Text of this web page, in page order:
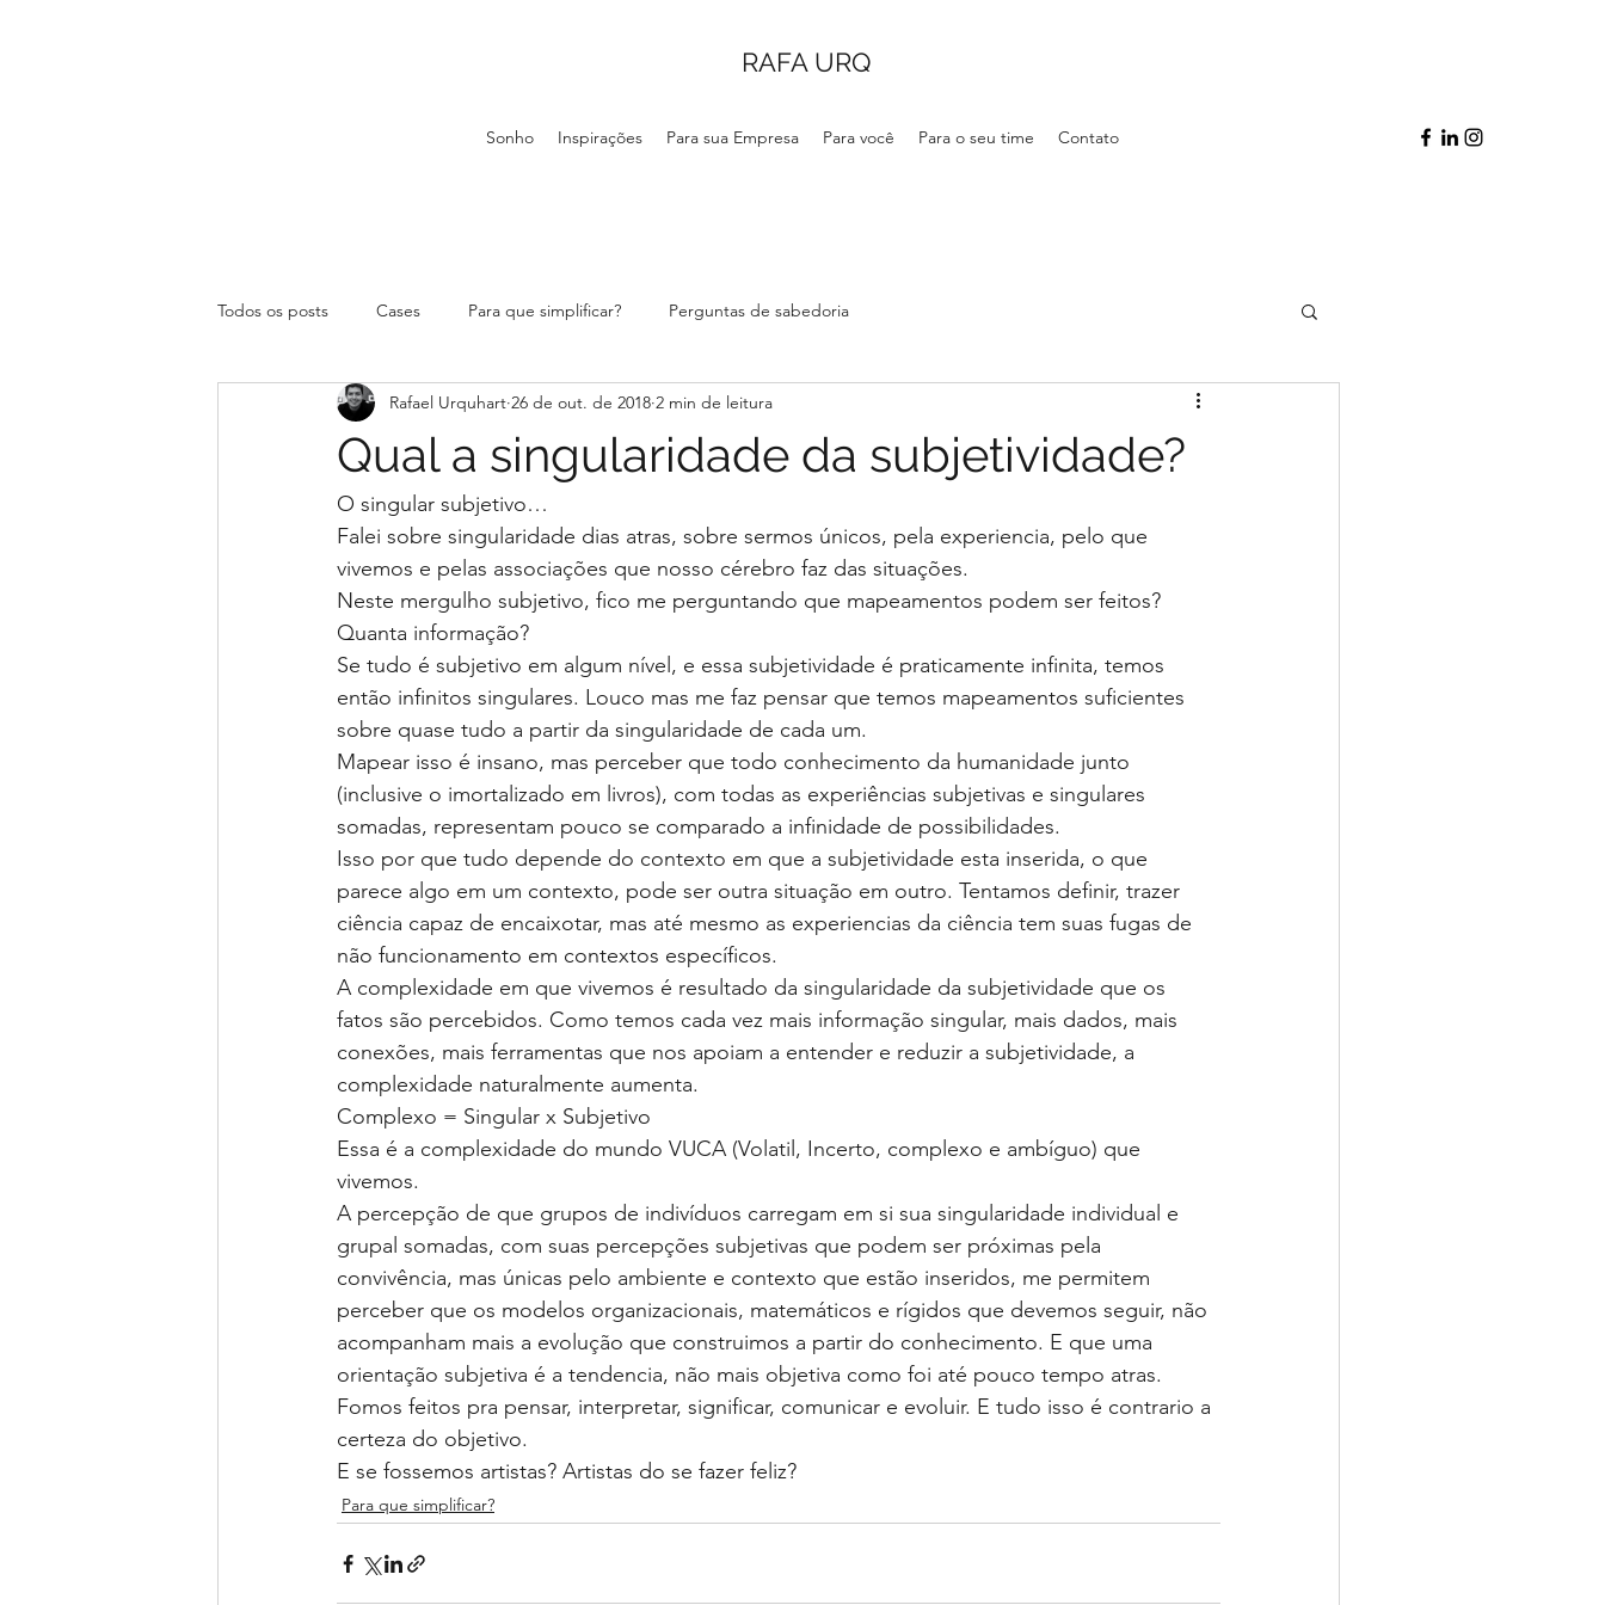
RAFA URQ
Sonho Inspirações Para sua Empresa Para você Para o seu time Contato
Todos os posts Cases Para que simplificar? Perguntas de sabedoria
Qual a singularidade da subjetividade?
Rafael Urquhart 26 de out. de 2018 2 min de leitura
O singular subjetivo…
Falei sobre singularidade dias atras, sobre sermos únicos, pela experiencia, pelo que
vivemos e pelas associações que nosso cérebro faz das situações.
Neste mergulho subjetivo, fico me perguntando que mapeamentos podem ser feitos?
Quanta informação?
Se tudo é subjetivo em algum nível, e essa subjetividade é praticamente infinita, temos
então infinitos singulares. Louco mas me faz pensar que temos mapeamentos suficientes
sobre quase tudo a partir da singularidade de cada um.
Mapear isso é insano, mas perceber que todo conhecimento da humanidade junto
(inclusive o imortalizado em livros), com todas as experiências subjetivas e singulares
somadas, representam pouco se comparado a infinidade de possibilidades.
Isso por que tudo depende do contexto em que a subjetividade esta inserida, o que
parece algo em um contexto, pode ser outra situação em outro. Tentamos definir, trazer
ciência capaz de encaixotar, mas até mesmo as experiencias da ciência tem suas fugas de
não funcionamento em contextos específicos.
A complexidade em que vivemos é resultado da singularidade da subjetividade que os
fatos são percebidos. Como temos cada vez mais informação singular, mais dados, mais
conexões, mais ferramentas que nos apoiam a entender e reduzir a subjetividade, a
complexidade naturalmente aumenta.
Complexo = Singular x Subjetivo
Essa é a complexidade do mundo VUCA (Volatil, Incerto, complexo e ambíguo) que
vivemos.
A percepção de que grupos de indivíduos carregam em si sua singularidade individual e
grupal somadas, com suas percepções subjetivas que podem ser próximas pela
convivência, mas únicas pelo ambiente e contexto que estão inseridos, me permitem
perceber que os modelos organizacionais, matemáticos e rígidos que devemos seguir, não
acompanham mais a evolução que construimos a partir do conhecimento. E que uma
orientação subjetiva é a tendencia, não mais objetiva como foi até pouco tempo atras.
Fomos feitos pra pensar, interpretar, significar, comunicar e evoluir. E tudo isso é contrario a
certeza do objetivo.
E se fossemos artistas? Artistas do se fazer feliz?
Para que simplificar?